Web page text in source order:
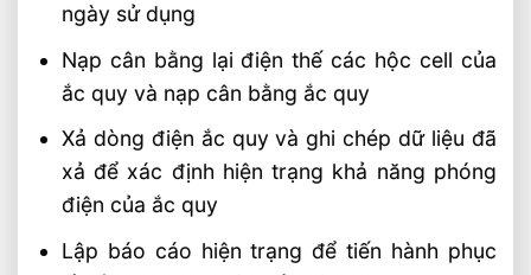
ngày sử dụng
Nạp cân bằng lại điện thế các hộc cell của
ắc quy và nạp cân bằng ắc quy
Xả dòng điện ắc quy và ghi chép dữ liệu đã
xả để xác định hiện trạng khả năng phóng
điện của ắc quy
Lập báo cáo hiện trạng để tiến hành phục